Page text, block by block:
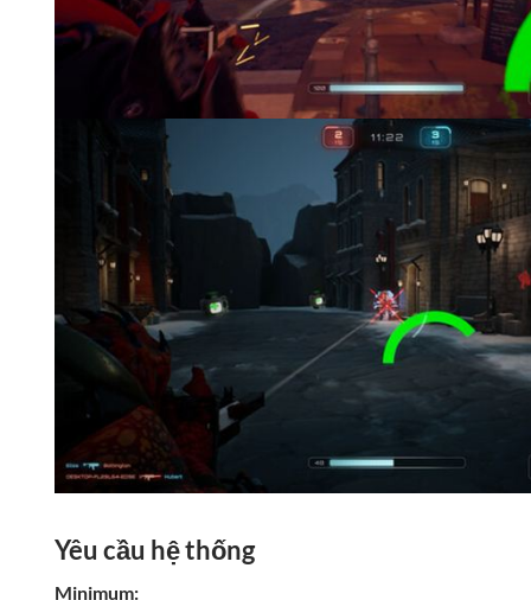
Yêu cầu hệ thống
Minimum: